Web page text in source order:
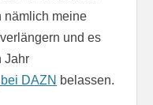
nämlich meine
und es
Jahr
DAZN belassen.